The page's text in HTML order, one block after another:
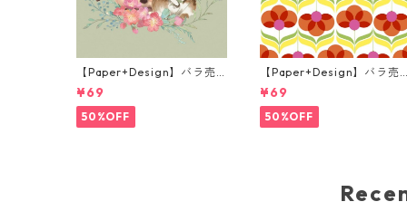
【Paper+Design】バラ売
り2枚 ランチサイズ ペーパ
ーナプキン Misty Easter グ
リーン
¥69
50%OFF
【Paper+Design】バラ売
り2枚 ランチサイズ ペーパ
ーナプキン Geo Flowers
ッド
¥69
50%OFF